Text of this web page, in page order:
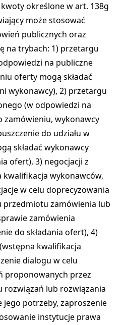
określone w art. 138g
może stosować
publicznych oraz
na trybach: 1) przetargu
na publiczne
oferty mogą składać
wykonawcy), 2) przetargu
(w odpowiedzi na
zamówieniu, wykonawcy
do udziału w
składać wykonawcy
ofert), 3) negocjacji z
kwalifikacja wykonawców,
w celu doprecyzowania
przedmiotu zamówienia lub
zamówienia
do składania ofert), 4)
kwalifikacja
dialogu w celu
proponowanych przez
lub rozwiązania
jego potrzeby, zaproszenie
instytucje prawa